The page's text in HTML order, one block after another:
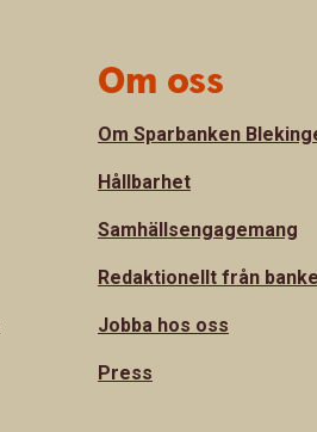
Om oss
Om Sparbanken
Hållbarhet
Samhällsengagemang
Redaktionellt från
Jobba hos oss
Press